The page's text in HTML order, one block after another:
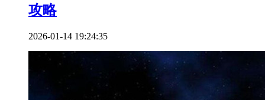
攻略
2026-01-14 19:24:35